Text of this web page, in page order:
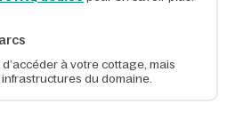
à votre cottage, mais
du domaine.